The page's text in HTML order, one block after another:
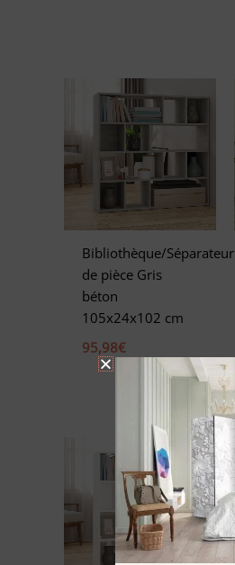
Bibliothèque/Séparateur
de pièce Gris
béton
105x24x102 cm
95,98€